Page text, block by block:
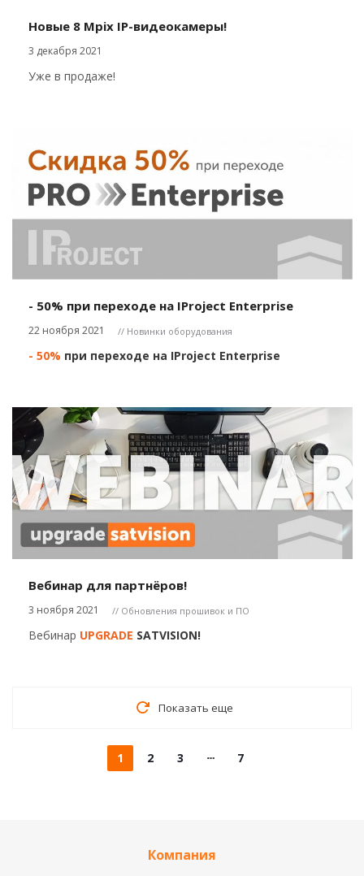
Новые 8 Mpix IP-видеокамеры!
3 декабря 2021
Уже в продаже!
- 50% при переходе на IProject Enterprise
22 ноября 2021 // Новинки оборудования
- 50% при переходе на IProject Enterprise
Вебинар для партнёров!
3 ноября 2021 // Обновления прошивок и ПО
Вебинар UPGRADE SATVISION!
Показать еще
1 2 3 7
Компания